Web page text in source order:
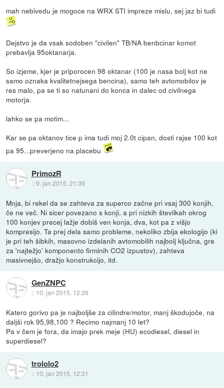
mah nebivedu je mogoce na WRX STI impreze mislu, sej jaz bi tudi
Dejstvo je da vsak sodoben "civilen" TB/NA benbcinar komot
prebavlja 95oktanarja.
So izjeme, kjer je priporocen 98 oktanar (100 je nasa bolj kot ne
samo oznaka kvalitetnejsega bencina), samo teh avtomobilov je
res malo, pa se ti so natunani do konca in dalec od civilnega
motorja.
lahko se pa motim...
Kar se pa oktanov tice p ima tudi moj 2.0t cipan, dosti rajse 100 kot
pa 95...preverjeno na placebu
PrimozR
::9. jan 2015, 21:39
Mnja, bi rekel da se zahteva za superco začne pri vsaj 300 konjih,
če ne več. Ni sicer povezano s konji, a pri nizkih številkah okrog
100 konjev precej lažje dobiš ven konja, dva, kot pa z višjo
kompresijo. Ta prej dela samo probleme, nekoliko zbija ekologijo (ki
je pri teh šibkih, masovno izdelanih avtomobilih najbolj ključna, gre
za 'najtežjo' komponento firminih CO2 izpustov), zahteva
masivnejšo, dražjo konstrukcijo, itd.
GenZNPC
:: 10. jan 2015, 12:26
Katero gorivo pa je najboljše za cilindre/motor, manj škodujoče, na
daljši rok 95,98,100 ? Recimo najmanj 10 let?
Pa v čem je fora, da imajo prek meje (HU) ecodiesel, diesel in
superdiesel?
trololo2
:: 10. jan 2015, 12:31